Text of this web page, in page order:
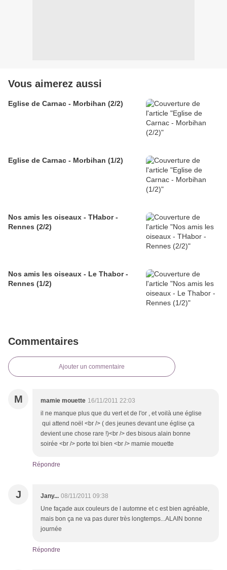
Vous aimerez aussi
Eglise de Carnac - Morbihan (2/2)
Eglise de Carnac - Morbihan (1/2)
Nos amis les oiseaux - THabor -
Rennes (2/2)
Nos amis les oiseaux - Le Thabor -
Rennes (1/2)
Commentaires
Ajouter un commentaire
M mamie mouette 16/11/2011 22:03
il ne manque plus que du vert et de l'or , et voilà une église
qui attend noël <br /> ( des jeunes devant une église ça
devient une chose rare !)<br /> des bisous alain bonne
soirée <br /> porte toi bien <br /> mamie mouette
Répondre
J Jany... 08/11/2011 09:38
Une façade aux couleurs de l automne et c est bien agréable,
mais bon ça ne va pas durer très longtemps...ALAIN bonne
journée
Répondre